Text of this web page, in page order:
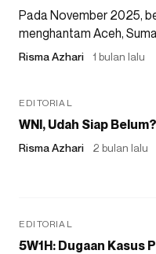
Pada November 2025,
menghantam Aceh,
Risma Azhari 1 bulan lalu
EDITORIAL
WNI, Udah Siap Belum?
Risma Azhari 2 bulan lalu
EDITORIAL
5W1H: Dugaan Kasus